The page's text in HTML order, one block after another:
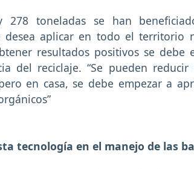
278 toneladas se han
desea aplicar en todo el territorio
resultados positivos se debe
del reciclaje. “Se pueden
en casa, se debe empezar a
tecnología en el manejo de las